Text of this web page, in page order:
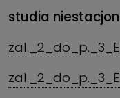
studia